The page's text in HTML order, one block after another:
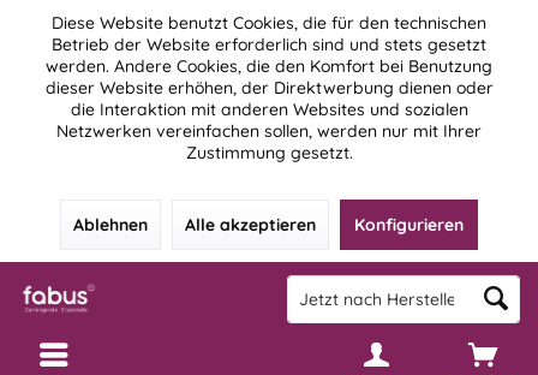
Diese Website benutzt Cookies, die für den technischen
Betrieb der Website erforderlich sind und stets gesetzt
werden. Andere Cookies, die den Komfort bei Benutzung
dieser Website erhöhen, der Direktwerbung dienen oder
die Interaktion mit anderen Websites und sozialen
Netzwerken vereinfachen sollen, werden nur mit Ihrer
Zustimmung gesetzt.
Ablehnen Alle akzeptieren Konfigurieren